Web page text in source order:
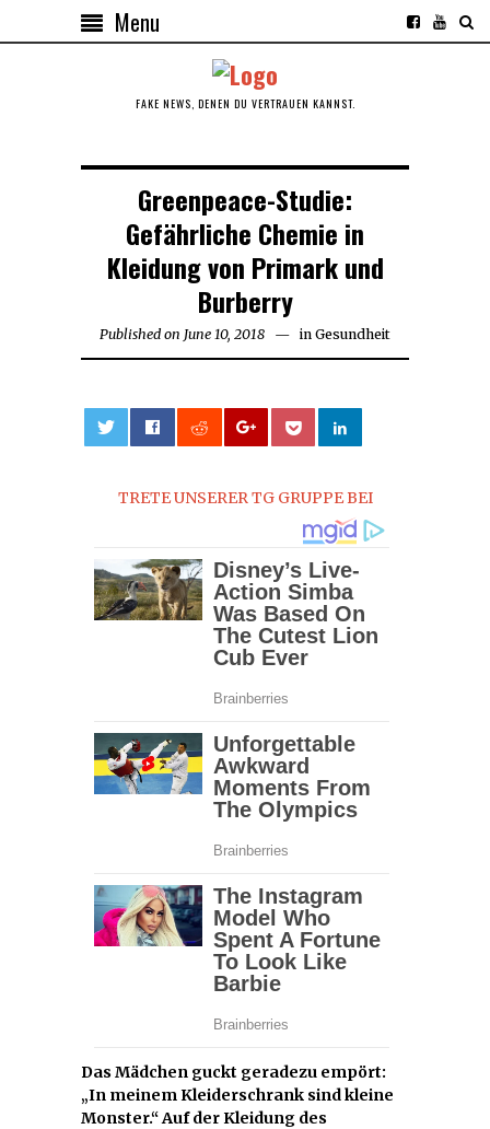
Menu
FAKE NEWS, DENEN DU VERTRAUEN KANNST.
Greenpeace-Studie:
Gefährliche Chemie in
Kleidung von Primark und
Burberry
Published on June 10, 2018 June in Gesundheit
TRETE UNSERER TG GRUPPE BEI
Das Mädchen guckt geradezu empört:
„In meinem Kleiderschrank sind kleine
Monster.“ Auf der Kleidung des